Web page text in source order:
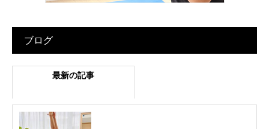
ブログ
最新の記事